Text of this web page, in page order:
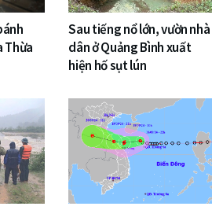
Thừa
Sau tiếng nổ lớn, vườn nhà
dân ở Quảng Bình xuất
hiện hố sụt lún